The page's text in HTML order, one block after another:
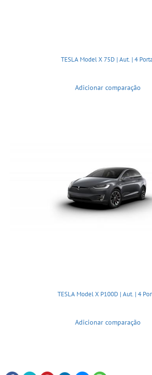
TESLA Model X 75D | Aut. | 4
Adicionar comparação
TESLA Model X P100D | Aut. | 4
Adicionar comparação